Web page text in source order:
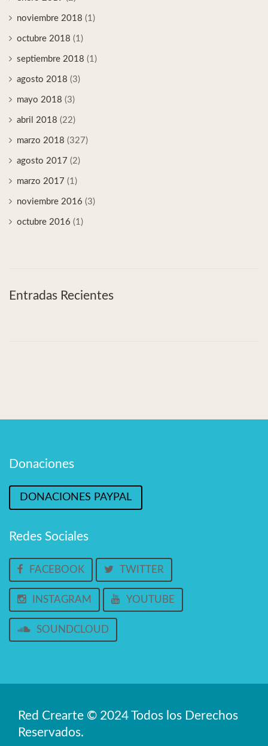
noviembre 2018 (1)
octubre 2018 (1)
septiembre 2018 (1)
agosto 2018 (3)
mayo 2018 (3)
abril 2018 (22)
marzo 2018 (327)
agosto 2017 (2)
marzo 2017 (1)
noviembre 2016 (3)
octubre 2016 (1)
Entradas Recientes
Donaciones
DONACIONES PAYPAL
Redes Sociales
FACEBOOK TWITTER
INSTAGRAM YOUTUBE
SOUNDCLOUD
Red Crearte © 2024 Todos los Derechos
Reservados.